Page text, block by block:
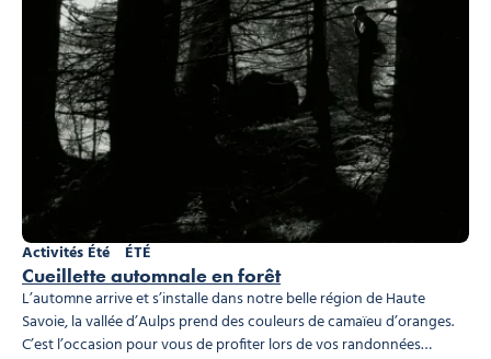
Cueillette automnale en forêt
Activités Été
ÉTÉ
L’automne arrive et s’installe dans notre belle région de Haute
Savoie, la vallée d’Aulps prend des couleurs de camaïeu d’oranges.
C’est l’occasion pour vous de profiter lors de vos randonnées